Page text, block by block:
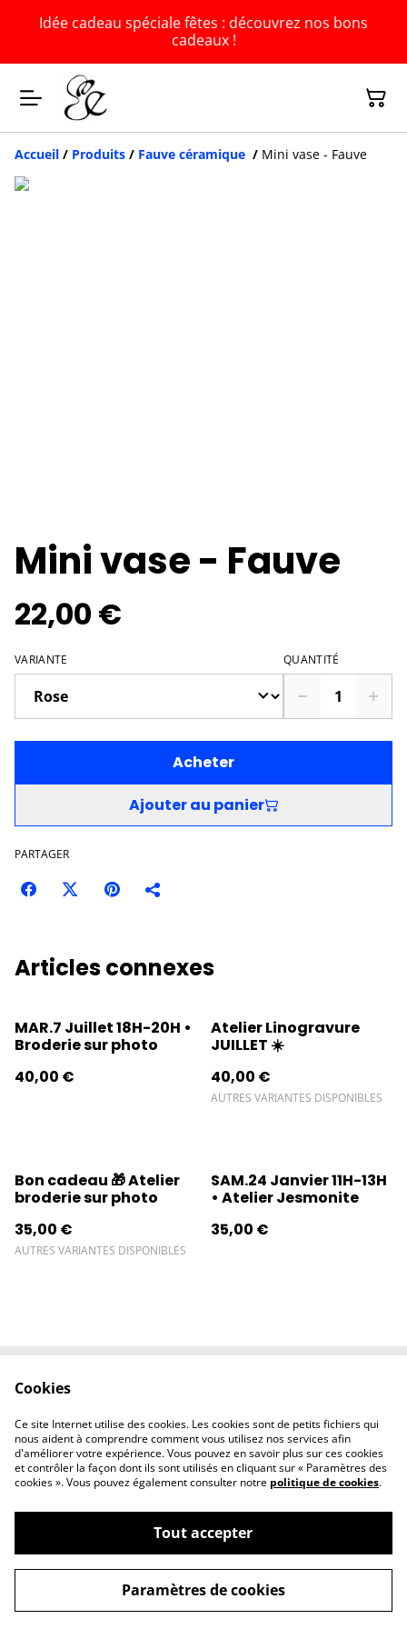
Idée cadeau spéciale fêtes : découvrez nos bons
cadeaux !
Accueil / Produits / Fauve céramique / Mini vase - Fauve
Mini vase - Fauve
22,00 €
VARIANTE QUANTITÉ
Acheter
Ajouter au panier
PARTAGER
Articles connexes
MAR.7 Juillet 18H-20H •
Broderie sur photo
40,00 €
Atelier Linogravure
JUILLET ☀️
40,00 €
AUTRES VARIANTES DISPONIBLES
Bon cadeau 🎁 Atelier
broderie sur photo
35,00 €
AUTRES VARIANTES DISPONIBLES
SAM.24 Janvier 11H-13H
• Atelier Jesmonite
35,00 €
Contactez-nous
Politique de
confidentialité
Politique de
cookies
©2026l'éclipse
powered by
Cookies
Ce site Internet utilise des cookies. Les cookies sont de petits fichiers qui
nous aident à comprendre comment vous utilisez nos services afin
d'améliorer votre expérience. Vous pouvez en savoir plus sur ces cookies
et contrôler la façon dont ils sont utilisés en cliquant sur « Paramètres des
cookies ». Vous pouvez également consulter notre politique de cookies.
Tout accepter
Paramètres de cookies